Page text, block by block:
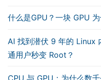
什么是GPU？一块 GPU
AI 找到潜伏 9 年的 Linux
通用户秒变 Root？
CPU 与 GPU：为什么数